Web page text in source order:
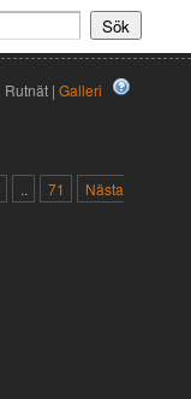
Rutnät | Galleri
.. 71
Nästa